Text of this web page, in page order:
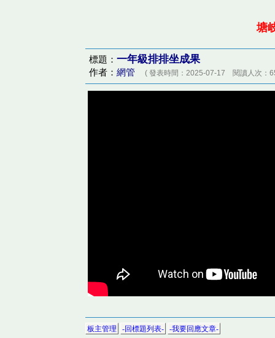
塘
標題： 一年級排排坐成果
作者： 網管 ( 發表時間：2025-07-17 閱讀人次：
板主管理 -回標題列表- -我要回應文章-